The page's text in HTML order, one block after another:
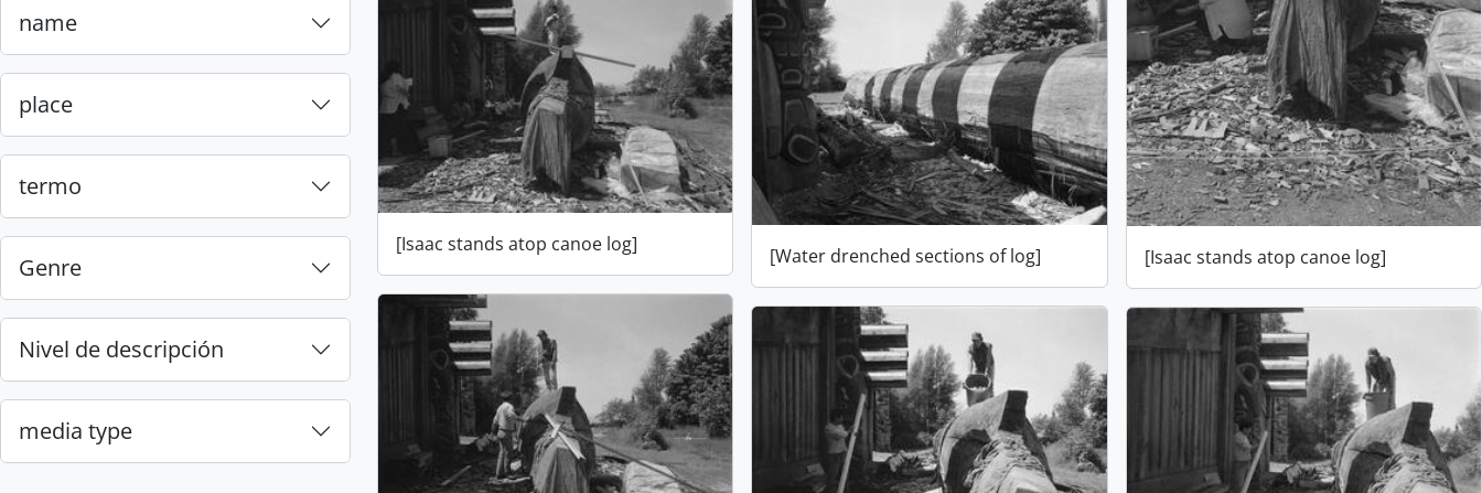
name
place
termo
Genre
Nivel de descripción
media type
[Isaac stands atop canoe log]
[Isaac stands atop canoe log] [Water drenched sections of log]